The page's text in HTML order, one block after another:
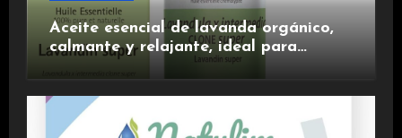
Aceite esencial de lavanda orgánico,
calmante y relajante, ideal para